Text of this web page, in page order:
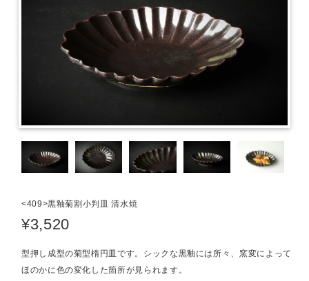
<409>黒釉菊割小判皿 清水焼
¥3,520
型押し成型の菊型楕円皿です。シックな黒釉には所々、窯変によって
ほのかに色の変化した箇所が見られます。